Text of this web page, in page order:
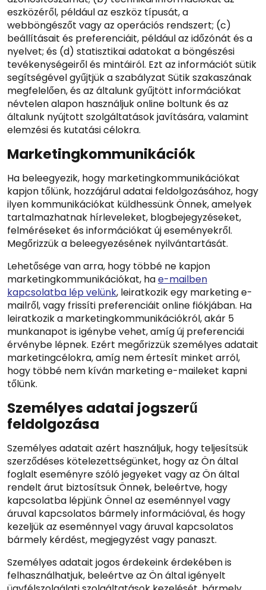
eszközéről, például az eszköz típusát, a
webböngészőt vagy az operációs rendszert; (c)
beállításait és preferenciáit, például az időzónát és a
nyelvet; és (d) statisztikai adatokat a böngészési
tevékenységeiről és mintáiról. Ezt az információt sütik
segítségével gyűjtjük a szabályzat Sütik szakaszának
megfelelően, és az általunk gyűjtött információkat
névtelen alapon használjuk online boltunk és az
általunk nyújtott szolgáltatások javítására, valamint
elemzési és kutatási célokra.
Marketingkommunikációk
Ha beleegyezik, hogy marketingkommunikációkat
kapjon tőlünk, hozzájárul adatai feldolgozásához, hogy
ilyen kommunikációkat küldhessünk Önnek, amelyek
tartalmazhatnak hírleveleket, blogbejegyzéseket,
felméréseket és információkat új eseményekről.
Megőrizzük a beleegyezésének nyilvántartását.
Lehetősége van arra, hogy többé ne kapjon
marketingkommunikációkat, hae-mailben
kapcsolatba lép velünk, leiratkozik egy marketing e-
mailről, vagy frissíti preferenciáit online fiókjában. Ha
leiratkozik a marketingkommunikációkról, akár 5
munkanapot is igénybe vehet, amíg új preferenciái
érvénybe lépnek. Ezért megőrizzük személyes adatait
marketingcélokra, amíg nem értesít minket arról,
hogy többé nem kíván marketing e-maileket kapni
tőlünk.
Személyes adatai jogszerű
feldolgozása
Személyes adatait azért használjuk, hogy teljesítsük
szerződéses kötelezettségünket, hogy az Ön által
foglalt eseményre szóló jegyeket vagy az Ön által
rendelt árut biztosítsuk Önnek, beleértve, hogy
kapcsolatba lépjünk Önnel az eseménnyel vagy
áruval kapcsolatos bármely információval, és hogy
kezeljük az eseménnyel vagy áruval kapcsolatos
bármely kérdést, megjegyzést vagy panaszt.
Személyes adatait jogos érdekeink érdekében is
felhasználhatjuk, beleértve az Ön által igényelt